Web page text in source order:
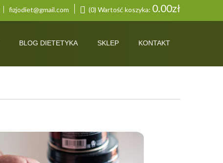
fizjodiet@gmail.com (0) Wartość koszyka: 0.00zł
BLOG DIETETYKA SKLEP KONTAKT